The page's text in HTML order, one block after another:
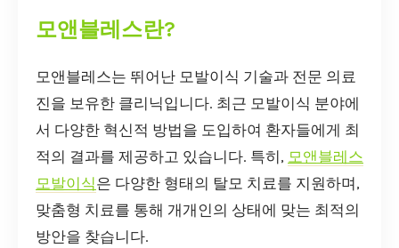
모앤블레스란?
모앤블레스는 뛰어난 모발이식 기술과 전문 의료
진을 보유한 클리닉입니다. 최근 모발이식 분야에
서 다양한 혁신적 방법을 도입하여 환자들에게 최
적의 결과를 제공하고 있습니다. 특히, 모앤블레스
모발이식은 다양한 형태의 탈모 치료를 지원하며,
맞춤형 치료를 통해 개개인의 상태에 맞는 최적의
방안을 찾습니다.